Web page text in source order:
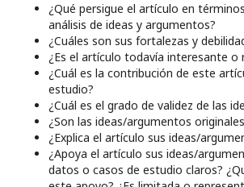
¿Qué persigue el artículo en
análisis de ideas y argumentos?
¿Cuáles son sus fortalezas y
¿Es el artículo todavía interesante o
¿Cuál es la contribución de este
estudio?
¿Cuál es el grado de validez de las
¿Son las ideas/argumentos
¿Explica el artículo sus ideas/
¿Apoya el artículo sus ideas/
datos o casos de estudio claros?